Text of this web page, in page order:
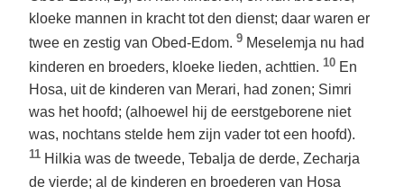
kloeke mannen in kracht tot den dienst; daar waren er
twee en zestig van Obed-Edom. 9 Meselemja nu had
kinderen en broeders, kloeke lieden, achttien. 10 En
Hosa, uit de kinderen van Merari, had zonen; Simri
was het hoofd; (alhoewel hij de eerstgeborene niet
was, nochtans stelde hem zijn vader tot een hoofd).
11 Hilkia was de tweede, Tebalja de derde, Zecharja
de vierde; al de kinderen en broederen van Hosa